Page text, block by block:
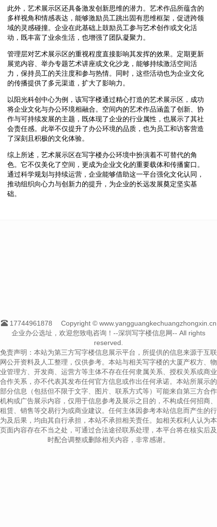
此外，艺术展示区还具备激发创新思维的潜力。艺术作品所蕴含的
多样视角和情感表达，能够激励员工跳出固有思维框架，促进跨领
域的灵感碰撞。企业在此基础上鼓励员工参与艺术创作或文化活
动，既丰富了业余生活，也增强了团队凝聚力。
管理层对艺术展示区的重视程度直接影响其发挥的效果。定期更新
展览内容、举办专题艺术讲座或文化沙龙，能够持续激活空间活
力，保持员工的关注度和参与热情。同时，这些活动也为企业文化
的传播提供了多元渠道，扩大了影响力。
以阳光科创中心为例，该写字楼通过精心打造的艺术展示区，成功
将企业文化与办公环境相融合。空间内的艺术作品涵盖了创新、协
作与可持续发展的主题，既体现了企业的行业属性，也展示了其社
会责任感。此举不仅提升了办公环境的品质，也为员工和访客营造
了深刻且积极的文化体验。
综上所述，艺术展示区在写字楼办公环境中扮演着不可替代的角
色。它不仅美化了空间，更成为企业文化的重要载体和传播窗口。
通过科学规划与持续运营，企业能够借助这一平台强化文化认同，
推动组织向心力与创新力的提升，为企业的长远发展奠定坚实基
础。
17744961878
Copyright © www.yangguangkechuangzhongxin.cn
企业办公选址，欢迎您致电咨询！--深圳写字楼信息网-- All rights
reserved.
免责声明：本站为第三方写字楼信息展示平台，所提供的信息来源于互联
网公开资料及人工整理，仅供参考。本站与相关写字楼的大厦产权方、物
业管理方、开发商、运营方等主体不存在任何隶属关系、授权关系或商业
合作关系，亦不代表其发布任何官方信息或作出任何承诺。本站所展示的
部分信息（包括但不限于文字、图片、联系方式等）可能来自第三方合作
机构或广告展示内容，仅用于信息参考及展示之目的，不构成任何招商、
租赁、销售等交易行为或商业建议。任何主体因参考本站信息而产生的行
为及后果，均由其自行承担，本站不承担相关责任。如相关权利人认为本
页面内容存在不当之处，可通过合法途径联系处理，本平台将在核实后及
时配合调整或删除相关内容，非常感谢。